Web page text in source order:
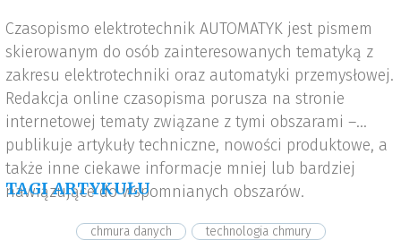
Czasopismo elektrotechnik AUTOMATYK jest pismem
skierowanym do osób zainteresowanych tematyką z
zakresu elektrotechniki oraz automatyki przemysłowej.
Redakcja online czasopisma porusza na stronie
internetowej tematy związane z tymi obszarami –
publikuje artykuły techniczne, nowości produktowe, a
także inne ciekawe informacje mniej lub bardziej
nawiązujące do wspomnianych obszarów.
TAGI ARTYKUŁU
chmura danych technologia chmury